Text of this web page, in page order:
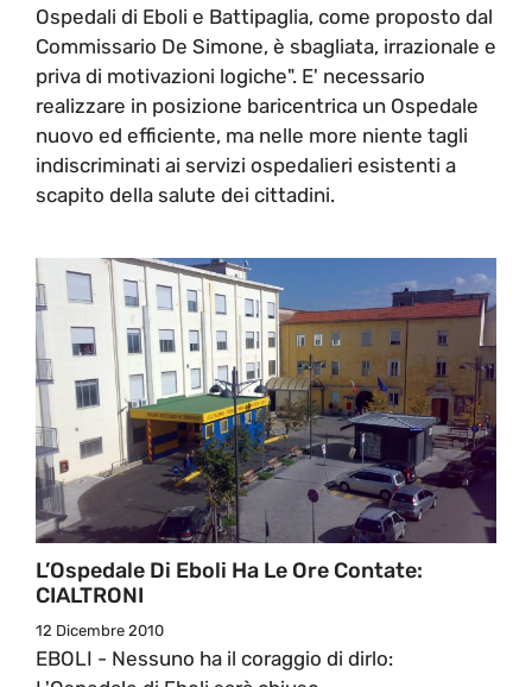
Ospedali di Eboli e Battipaglia, come proposto dal
Commissario De Simone, è sbagliata, irrazionale e
priva di motivazioni logiche". E' necessario
realizzare in posizione baricentrica un Ospedale
nuovo ed efficiente, ma nelle more niente tagli
indiscriminati ai servizi ospedalieri esistenti a
scapito della salute dei cittadini.
L’Ospedale Di Eboli Ha Le Ore Contate:
CIALTRONI
12 Dicembre 2010
EBOLI - Nessuno ha il coraggio di dirlo: